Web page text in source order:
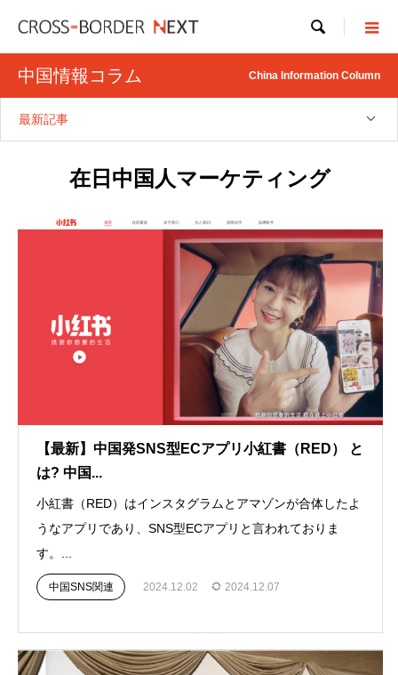

中国情報コラム China Information Column
最新記事
在日中国人マーケティング
【最新】中国発SNS型ECアプリ小紅書（RED） と
は? 中国...
小紅書（RED）はインスタグラムとアマゾンが合体したよ
うなアプリであり、SNS型ECアプリと言われておりま
す。...
中国SNS関連 2024.12.02 2024.12.07